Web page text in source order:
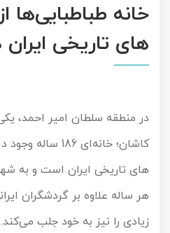
خانه طباطبایی‌ها
های تاریخی
در منطقه سلطان امیر احمد،
کاشان؛ خانه‌ای
های تاریخی ایران است و به
هر ساله علاوه بر گردشگران
زیادی را نیز به خود جلب